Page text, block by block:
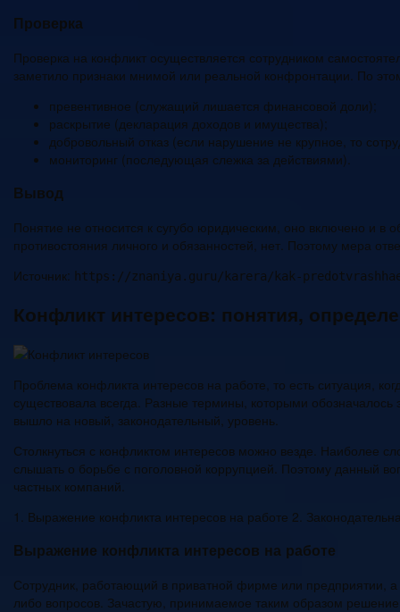
Проверка
Проверка на конфликт осуществляется сотрудником
заметило признаки мнимой или реальной конфронтации. По
превентивное (служащий лишается финансовой доли);
раскрытие (декларация доходов и имущества);
добровольный отказ (если нарушение не крупное, то
мониторинг (последующая слежка за действиями).
Вывод
Понятие не относится к сугубо юридическим, оно включено и
противостояния личного и обязанностей, нет. Поэтому мера
Источник: https://znaniya.guru/karera/kak-
Конфликт интересов: понятия,
Проблема конфликта интересов на работе, то есть ситуация,
существовала всегда. Разные термины, которыми
вышло на новый, законодательный, уровень.
Столкнуться с конфликтом интересов можно везде. Наиболее
слышать о борьбе с поголовной коррупцией. Поэтому данный
частных компаний.
1. Выражение конфликта интересов на работе 2.
Выражение конфликта интересов на работе
Сотрудник, работающий в приватной фирме или предприятии,
либо вопросов. Зачастую, принимаемое таким образом